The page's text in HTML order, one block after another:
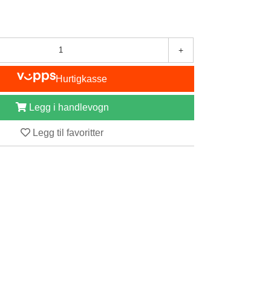
+
Hurtigkasse
Legg i handlevogn
Legg til favoritter